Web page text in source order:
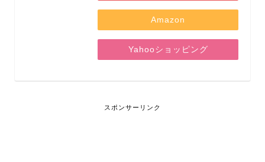
Amazon
Yahooショッピング
スポンサーリンク